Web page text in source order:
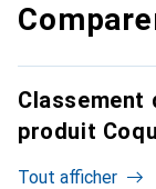
Classement
produit
Tout afficher